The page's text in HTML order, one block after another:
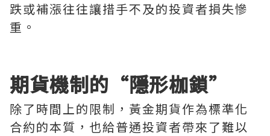
跌或補漲往往讓措手不及的投資者損失慘
重。
期貨機制的“隱形枷鎖”
除了時間上的限制，黃金期貨作為標準化
合約的本質，也給普通投資者帶來了難以